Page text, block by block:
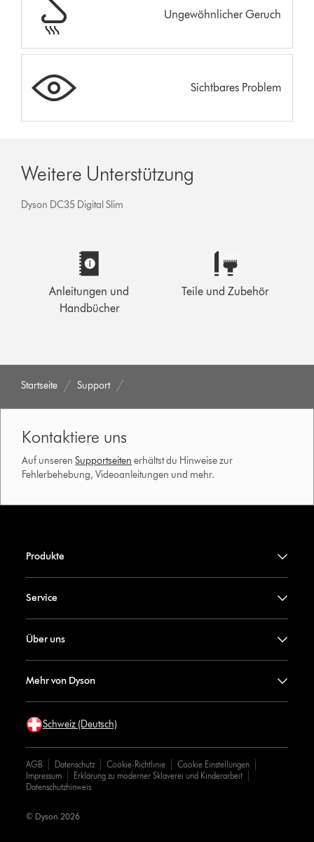
Ungewöhnlicher Geruch
Sichtbares Problem
Weitere Unterstützung
Dyson DC35 Digital Slim
Anleitungen und
Handbücher
Teile und Zubehör
Startseite Support
Kontaktiere uns
Auf unserenSupportseiten erhältst du Hinweise zur
Fehlerbehebung, Videoanleitungen und mehr.
Produkte
Service
Über uns
Mehr von Dyson
Schweiz (Deutsch)
AGB Datenschutz Cookie-Richtlinie
Cookie Einstellungen
Impressum
Erklärung zu moderner Sklaverei und Kinderarbeit
Datenschutzhinweis
© Dyson 2026